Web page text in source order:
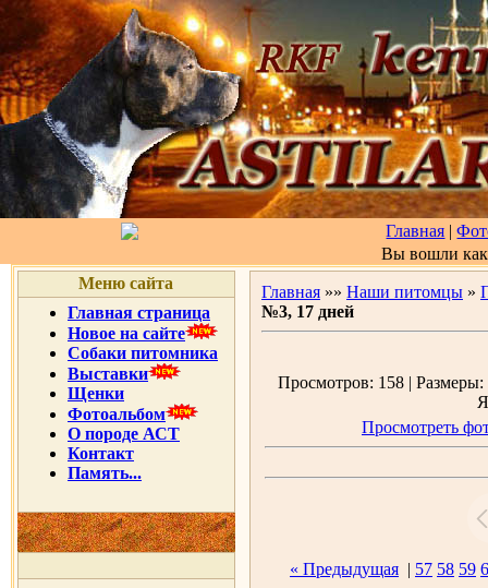
Главная |
Вы вошли
Меню сайта
Главная страница
Новое на сайте
Собаки питомника
Выставки
Щенки
Фотоальбом
О породе АСТ
Контакт
Память...
Главная »» Наши питомцы »
№3, 17 дней
Просмотров: 158 |
Просмотреть
« Предыдущая | 57 58 59